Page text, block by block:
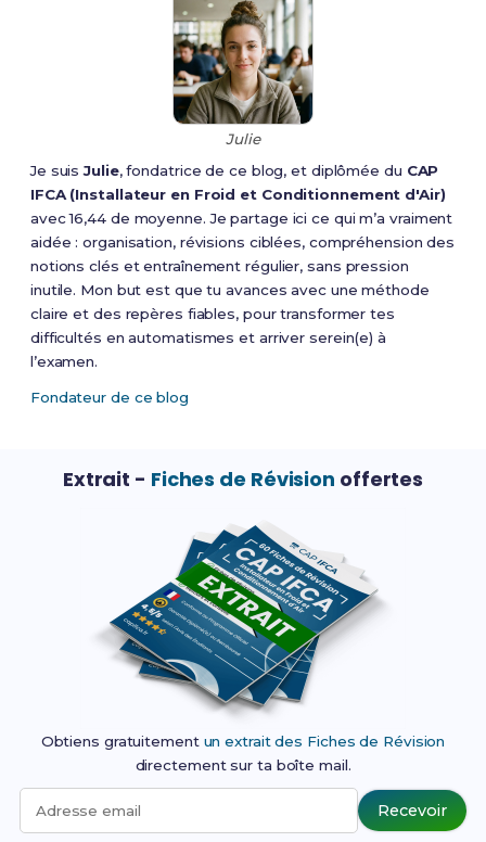
Conformément à l'article D. 337-16 du code de
l'éducation, seuls les points au-dessus de 10
sont pris en compte pour le calcul de la
moyenne générale.
Article 3
Conformément aux dispositions de l'article D.
337-3 du code de l'éducation, à chaque unité
générale obligatoire ou facultative du diplôme
correspond une épreuve de l'examen. Les
définitions et, lorsqu'il y a lieu, la durée des
épreuves sont fixées en annexes I, II, III, IV, V
et VI du présent arrêté.
par l'arrêté du 30 août 2019 susvisé.
Les candidats ayant préparé le certificat
dans des établissements d'enseignement
public ou des établissements d'enseignement
privés sous contrat, par l'apprentissage, dans
des centres de formation d'apprentis habilités,
ou dans le cadre de la formation
professionnelle continue dans un
établissement public sont évalués par contrôle
en cours de formation pour les épreuves
Les autres candidats sont évalués sous forme
Article 5
Julie
Je suisJulie, fondatrice de ce blog, et diplômée du CAP
IFCA (Installateur en Froid et Conditionnement d'Air)
avec 16,44 de moyenne. Je partage ici ce qui m’a vraiment
aidée : organisation, révisions ciblées, compréhension des
notions clés et entraînement régulier, sans pression
inutile. Mon but est que tu avances avec une méthode
claire et des repères fiables, pour transformer tes
difficultés en automatismes et arriver serein(e) à
l’examen.
Fondateur de ce blog
Extrait - Fiches de Révision offertes
Obtiens gratuitement un extrait des Fiches de Révision
directement sur ta boîte mail.
Adresse email Recevoir